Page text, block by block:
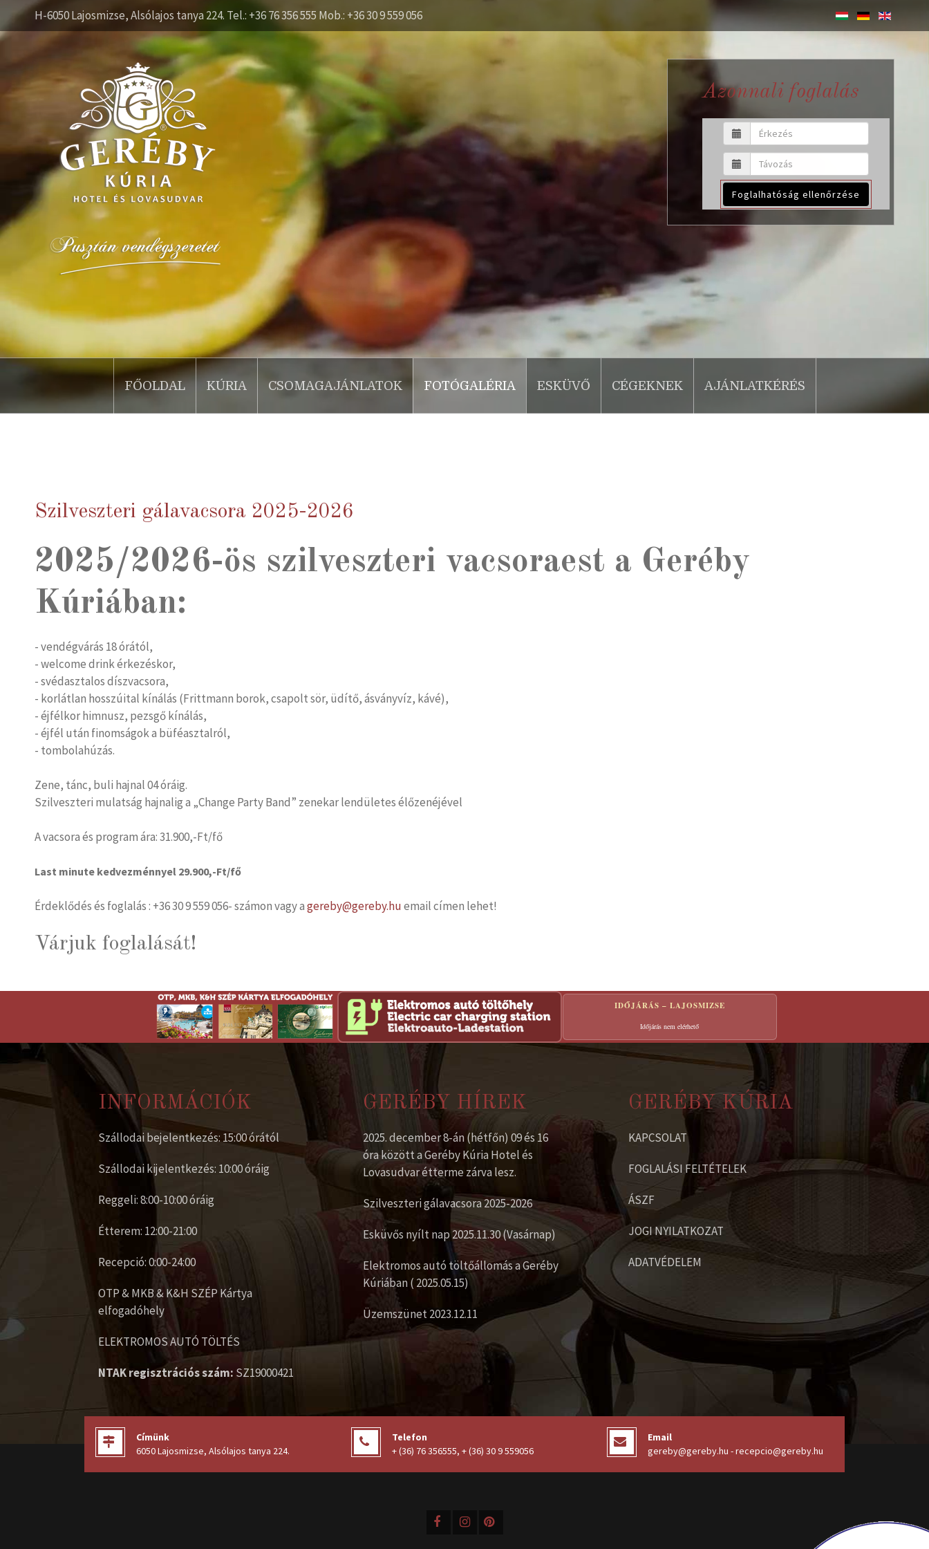
H-6050 Lajosmizse, Alsólajos tanya 224. Tel.: +36 76 356 555 Mob.: +36 30 9 559 056
Azonnali foglalás
Foglalhatóság ellenőrzése
FŐOLDAL KÚRIA CSOMAGAJÁNLATOK FOTÓGALÉRIA ESKÜVŐ CÉGEKNEK AJÁNLATKÉRÉS
Szilveszteri gálavacsora 2025-2026
2025/2026-ös szilveszteri vacsoraest a Geréby
Kúriában:
- vendégvárás 18 órától,
- welcome drink érkezéskor,
- svédasztalos díszvacsora,
- korlátlan hosszúital kínálás (Frittmann borok, csapolt sör, üdítő, ásványvíz, kávé),
- éjfélkor himnusz, pezsgő kínálás,
- éjfél után finomságok a büféasztalról,
- tombolahúzás.
Zene, tánc, buli hajnal 04 óráig.
Szilveszteri mulatság hajnalig a „Change Party Band” zenekar lendületes élőzenéjével
A vacsora és program ára: 31.900,-Ft/fő
Last minute kedvezménnyel 29.900,-Ft/fő
Érdeklődés és foglalás : +36 30 9 559 056- számon vagy agereby@gereby.huemail címen lehet!
Várjuk foglalását!
IDŐJÁRÁS – LAJOSMIZSE
Időjárás nem elérhető
INFORMÁCIÓK
Szállodai bejelentkezés: 15:00 órától
Szállodai kijelentkezés: 10:00 óráig
Reggeli: 8:00-10:00 óráig
Étterem: 12:00-21:00
Recepció: 0:00-24:00
OTP & MKB & K&H SZÉP Kártya
elfogadóhely
ELEKTROMOS AUTÓ TÖLTÉS
NTAK regisztrációs szám: SZ19000421
GERÉBY HÍREK
2025. december 8-án (hétfőn) 09 és 16
óra között a Geréby Kúria Hotel és
Lovasudvar étterme zárva lesz.
Szilveszteri gálavacsora 2025-2026
Esküvős nyílt nap 2025.11.30 (Vasárnap)
Elektromos autó töltőállomás a Geréby
Kúriában ( 2025.05.15)
Üzemszünet 2023.12.11
GERÉBY KÚRIA
KAPCSOLAT
FOGLALÁSI FELTÉTELEK
ÁSZF
JOGI NYILATKOZAT
ADATVÉDELEM
Címünk
6050 Lajosmizse, Alsólajos tanya 224.
Telefon
+ (36) 76 356555, + (36) 30 9 559056
Email
gereby@gereby.hu - recepcio@gereby.hu